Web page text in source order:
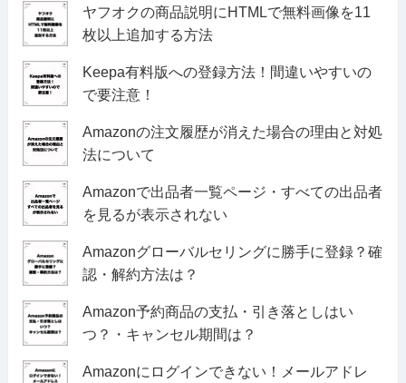
ヤフオクの商品説明にHTMLで無料画像を11
枚以上追加する方法
Keepa有料版への登録方法！間違いやすいの
で要注意！
Amazonの注文履歴が消えた場合の理由と対処
法について
Amazonで出品者一覧ページ・すべての出品者
を見るが表示されない
Amazonグローバルセリングに勝手に登録？確
認・解約方法は？
Amazon予約商品の支払・引き落としはい
つ？・キャンセル期間は？
Amazonにログインできない！メールアドレ